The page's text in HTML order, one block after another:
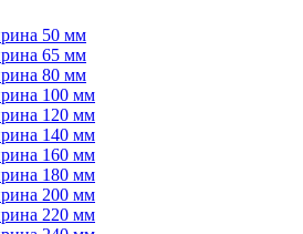
50 мм
65 мм
80 мм
100 мм
120 мм
140 мм
160 мм
180 мм
200 мм
220 мм